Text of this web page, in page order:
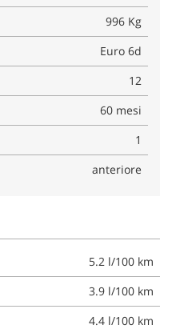
996 Kg
Euro 6d
12
60 mesi
1
anteriore
5.2 l/100 km
3.9 l/100 km
4.4 l/100 km